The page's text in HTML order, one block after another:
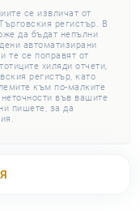
се извличат от
регистър. В
да бъдат непълни
автоматизирани
те се поправят от
хиляди отчети,
регистър, като
към по-малките
във вашите
пишете, за да